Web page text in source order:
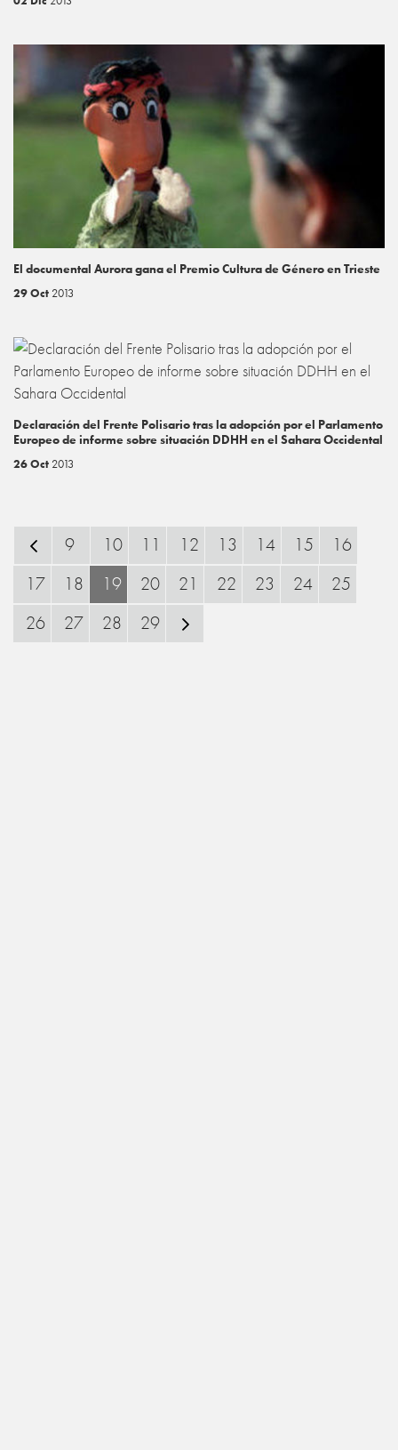
El documental Aurora gana el Premio Cultura de Género en Trieste
29 Oct 2013
Declaración del Frente Polisario tras la adopción por el Parlamento
Europeo de informe sobre situación DDHH en el Sahara Occidental
26 Oct 2013
9 10 11 12 13 14 15
16
17
18 19 20 21 22 23 24
25
26
27 28 29